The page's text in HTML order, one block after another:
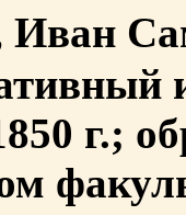
Иван
г.;